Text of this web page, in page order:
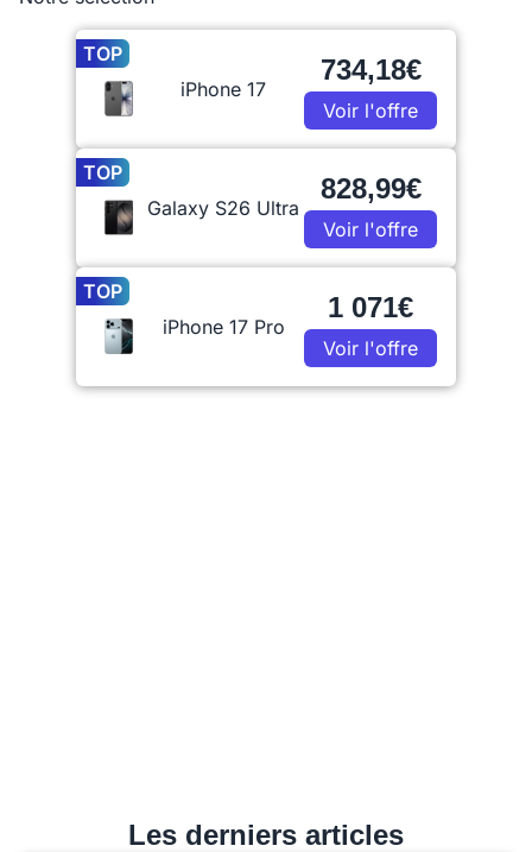
TOP
iPhone 17
734,18€
Voir l'offre
TOP
Galaxy S26 Ultra
828,99€
Voir l'offre
TOP
iPhone 17 Pro
1 071€
Voir l'offre
Les derniers articles